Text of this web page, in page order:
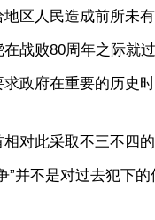
人民造成前所未有
败80周年之际就过
府在重要的历史时
此采取不三不四的
不是对过去犯下的